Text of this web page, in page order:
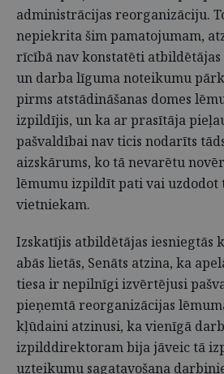
administrācijas reorganizāciju.
nepiekrita šim pamatojumam,
rīcībā nav konstatēti
un darba līguma noteikumu
pirms atstādināšanas domes
izpildījis, un ka ar prasītāja
pašvaldībai nav ticis nodarīts
aizskārums, ko tā nevarētu
lēmumu izpildīt pati vai uzdodot
vietniekam.
Izskatījis atbildētājas iesniegtās
abās lietās, Senāts atzina, ka
tiesa ir nepilnīgi izvērtējusi
pieņemtā reorganizācijas
kļūdaini atzinusi, ka vienīgā
izpilddirektoram bija jāveic tā
uzteikumu sagatavošana